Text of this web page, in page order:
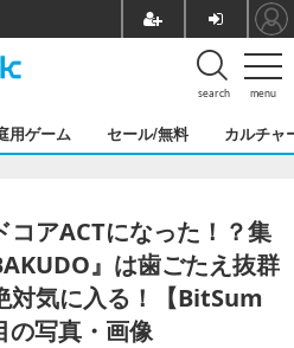
menu
search
用ゲーム セール/無料 カルチャ
コアACTになった！？集
』は歯ごたえ抜群
対気に入る！【BitSum
写真・画像